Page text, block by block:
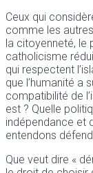
Ceux qui
comme les
la citoyenneté, le
catholicisme
qui respectent
que l’humanité a
compatibilité de
est ? Quelle
indépendance et
entendons
Que veut dire «